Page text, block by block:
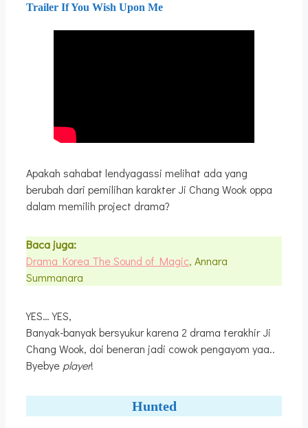
Trailer If You Wish Upon Me
Apakah sahabat lendyagassi melihat ada yang
berubah dari pemilihan karakter Ji Chang Wook oppa
dalam memilih project drama?
Baca juga:
Drama Korea The Sound of Magic, Annara
Summanara
YES…YES,
Banyak-banyak bersyukur karena 2 drama terakhir Ji
Chang Wook, doi beneran jadi cowok pengayom yaa..
Byebye player!
Hunted